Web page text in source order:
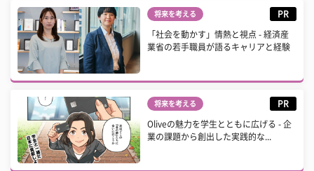
将来を考える PR
「社会を動かす」情熱と視点 - 経済産
業省の若手職員が語るキャリアと経験
将来を考える PR
Oliveの魅力を学生とともに広げる - 企
業の課題から創出した実践的な...